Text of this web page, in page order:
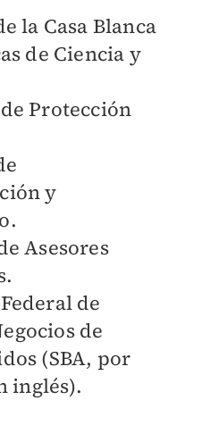
la Casa Blanca
de Ciencia y
Protección
y
Asesores
de
de
(SBA, por
inglés).